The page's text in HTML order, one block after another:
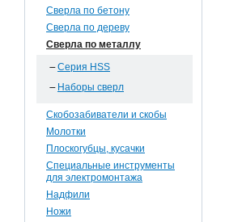
Сверла по бетону
Сверла по дереву
Сверла по металлу
Серия HSS
Наборы сверл
Скобозабиватели и скобы
Молотки
Плоскогубцы, кусачки
Специальные инструменты
для электромонтажа
Надфили
Ножи